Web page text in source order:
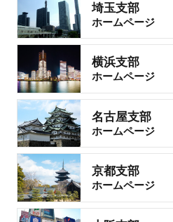
埼玉支部
ホームページ
横浜支部
ホームページ
名古屋支部
ホームページ
京都支部
ホームページ